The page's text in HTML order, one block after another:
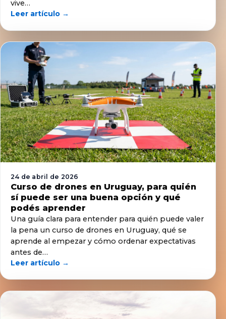
vive…
Leer artículo →
24 de abril de 2026
Curso de drones en Uruguay, para quién
sí puede ser una buena opción y qué
podés aprender
Una guía clara para entender para quién puede valer
la pena un curso de drones en Uruguay, qué se
aprende al empezar y cómo ordenar expectativas
antes de…
Leer artículo →